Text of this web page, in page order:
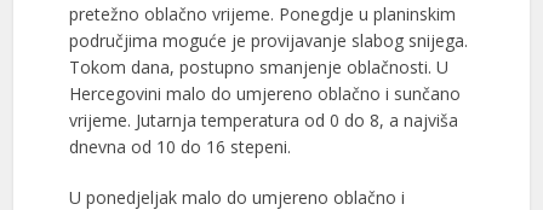
pretežno oblačno vrijeme. Ponegdje u planinskim
područjima moguće je provijavanje slabog snijega.
Tokom dana, postupno smanjenje oblačnosti. U
Hercegovini malo do umjereno oblačno i sunčano
vrijeme. Jutarnja temperatura od 0 do 8, a najviša
dnevna od 10 do 16 stepeni.
U ponedjeljak malo do umjereno oblačno i